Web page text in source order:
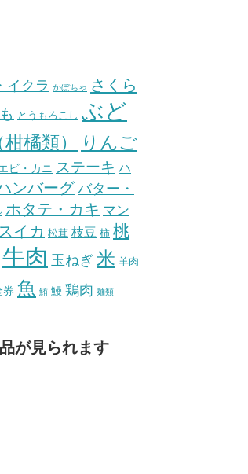
イクラ かぼちゃ さくら
とうもろこし ぶど
橘類） りんご
ビ・カニ ステーキ ハ
ンバーグ バター・
ホタテ・カキ マン
イカ 松茸 枝豆 柿 桃
牛肉 玉ねぎ 米 羊肉
券 魚 鮪 鰻 鶏肉 麺類
が見られます